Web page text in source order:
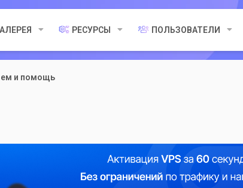
РЕСУРСЫ ПОЛЬЗОВАТЕЛИ
и помощь